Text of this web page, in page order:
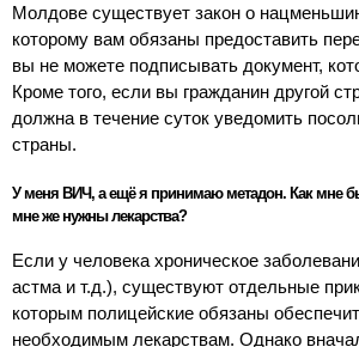
Молдове существует закон о
которому вам обязаны предоставить
вы не можете подписывать документ,
Кроме того, если вы гражданин другой
должна в течение суток уведомить
страны.
У меня ВИЧ, а ещё я принимаю метадон. Как мне
мне же нужны лекарства?
Если у человека хроническое
астма и т.д.), существуют отдельные
которым полицейские обязаны
необходимым лекарствам. Однако